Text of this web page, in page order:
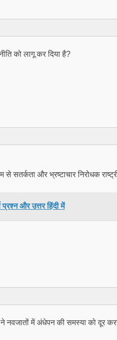
को लागू कर दिया है?
से सतर्कता और भ्रष्टाचार निरोधक
और उत्तर हिंदी में
ने नवजातों में अंधेपन की समस्या को दूर